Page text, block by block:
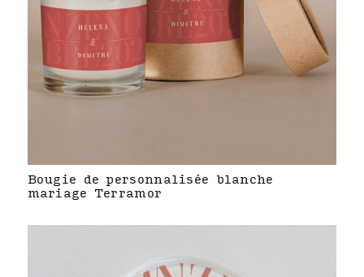
Bougie de personnalisée blanche
mariage Terramor